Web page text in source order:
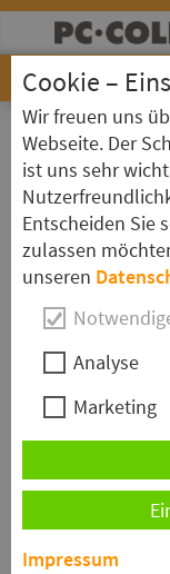
Startseite»
Oracle -
Im Kurs
wichtigen
mit PL/SQL
und
Cookie –
Wir freuen uns
Webseite. Der
ist uns sehr
Entscheiden Sie
zulassen
unseren
Analyse
Marketing
Impressum